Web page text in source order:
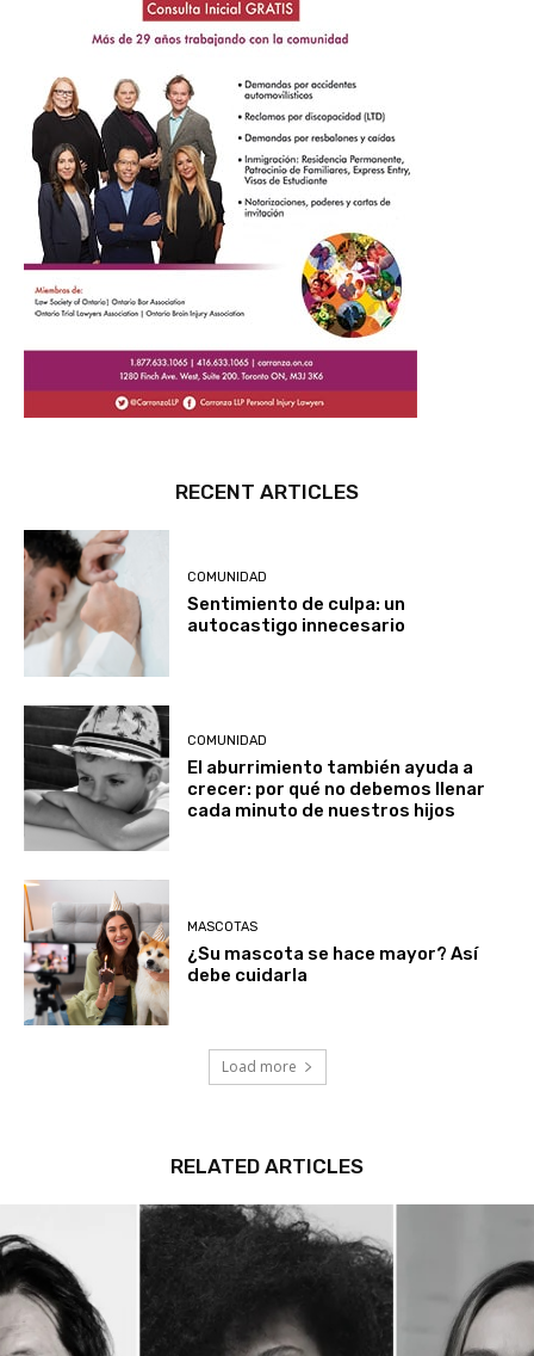
RECENT ARTICLES
COMUNIDAD
Sentimiento de culpa: un
autocastigo innecesario
COMUNIDAD
El aburrimiento también ayuda a
crecer: por qué no debemos llenar
cada minuto de nuestros hijos
MASCOTAS
¿Su mascota se hace mayor? Así
debe cuidarla
Load more
RELATED ARTICLES